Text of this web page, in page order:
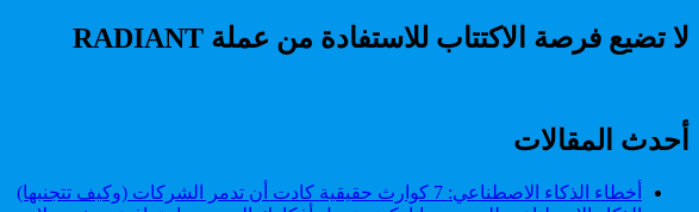
17
تضيع
وقتك
blogger
مدونة
بلوجر
لتعرف
تضيع
لا تضيع فرصة الاكتتاب للاستفادة من عملة RADIANT
أحدث المقالات
أخطاء الذكاء الاصطناعي: 7 كوارث حقيقية كادت أن تدمر الشركات (وكيف تتجنبها)